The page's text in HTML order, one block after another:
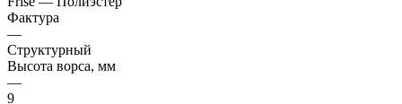
Фактура
—
Структурный
Высота ворса, мм
—
9